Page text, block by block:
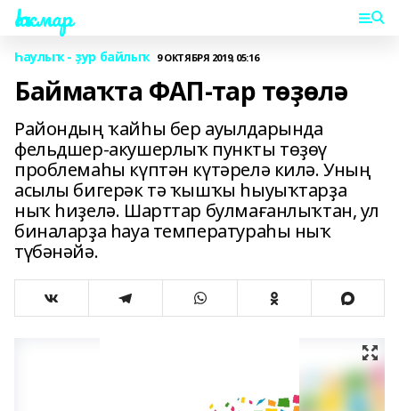
Һаҡмар
Һаулыҡ - ҙур байлыҡ 9 ОКТЯБРЯ 2019, 05:16
Баймаҡта ФАП-тар төҙөлә
Райондың ҡайһы бер ауылдарында
фельдшер-акушерлыҡ пункты төҙөү
проблемаһы күптән күтәрелә килә. Уның
асылы бигерәк тә ҡышҡы һыуыҡтарҙа
ныҡ һиҙелә. Шарттар булмағанлыҡтан, ул
биналарҙа һауа температураһы ныҡ
түбәнәйә.